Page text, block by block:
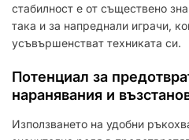
стабилност е от съществено
така и за напреднали играчи,
усъвършенстват техниката си.
Потенциал за
наранявания и
Използването на удобни